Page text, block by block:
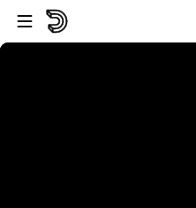
Vai al lettore
Passa al contenuto principale